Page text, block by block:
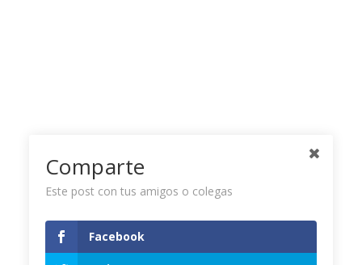
Comparte
Este post con tus amigos o colegas
Facebook